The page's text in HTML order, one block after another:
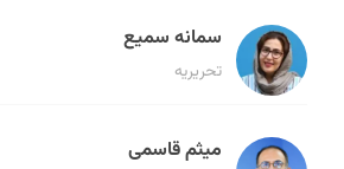
سمانه سمیع
تحریریه
میثم قاسمی